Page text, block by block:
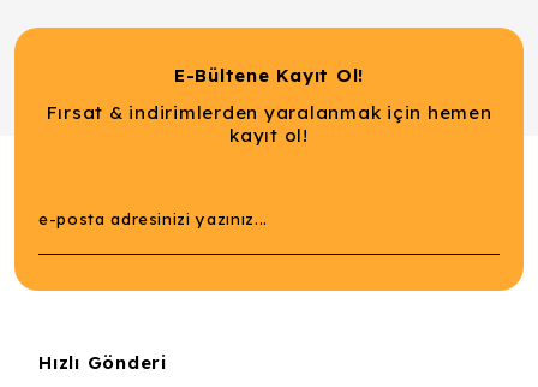
E-Bültene Kayıt Ol!
Fırsat & indirimlerden yaralanmak için hemen
kayıt ol!
Hızlı Gönderi